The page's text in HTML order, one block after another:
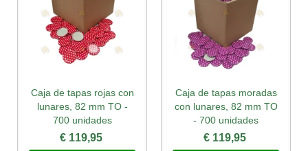
Caja de tapas rojas con
lunares, 82 mm TO -
700 unidades
€ 119,95
Caja de tapas moradas
con lunares, 82 mm TO
- 700 unidades
€ 119,95